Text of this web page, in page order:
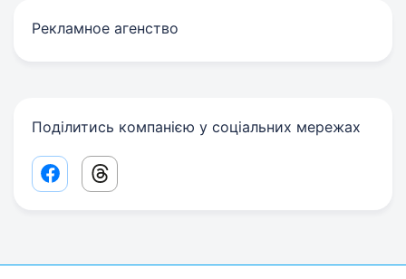
Рекламное агенство
Поділитись компанією у соціальних мережах
Facebook share link
Threads share link